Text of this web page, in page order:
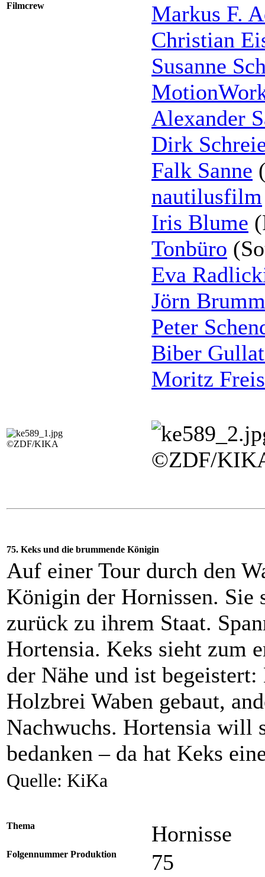
Filmcrew
Markus F.
Christian
Susanne
Alexander
Dirk
Falk Sanne
nautilusfilm
Iris Blume
Tonbüro
Eva
Jörn
Peter
Biber
Moritz
©ZDF/KIKA
©ZDF/
75. Keks und die brummende Königin
Auf einer Tour durch den
Königin der Hornissen. Sie
zurück zu ihrem Staat.
Hortensia. Keks sieht zum
der Nähe und ist
Holzbrei Waben gebaut,
Nachwuchs. Hortensia will
bedanken – da hat Keks
Quelle: KiKa
Thema Hornisse
Folgennummer Produktion 75